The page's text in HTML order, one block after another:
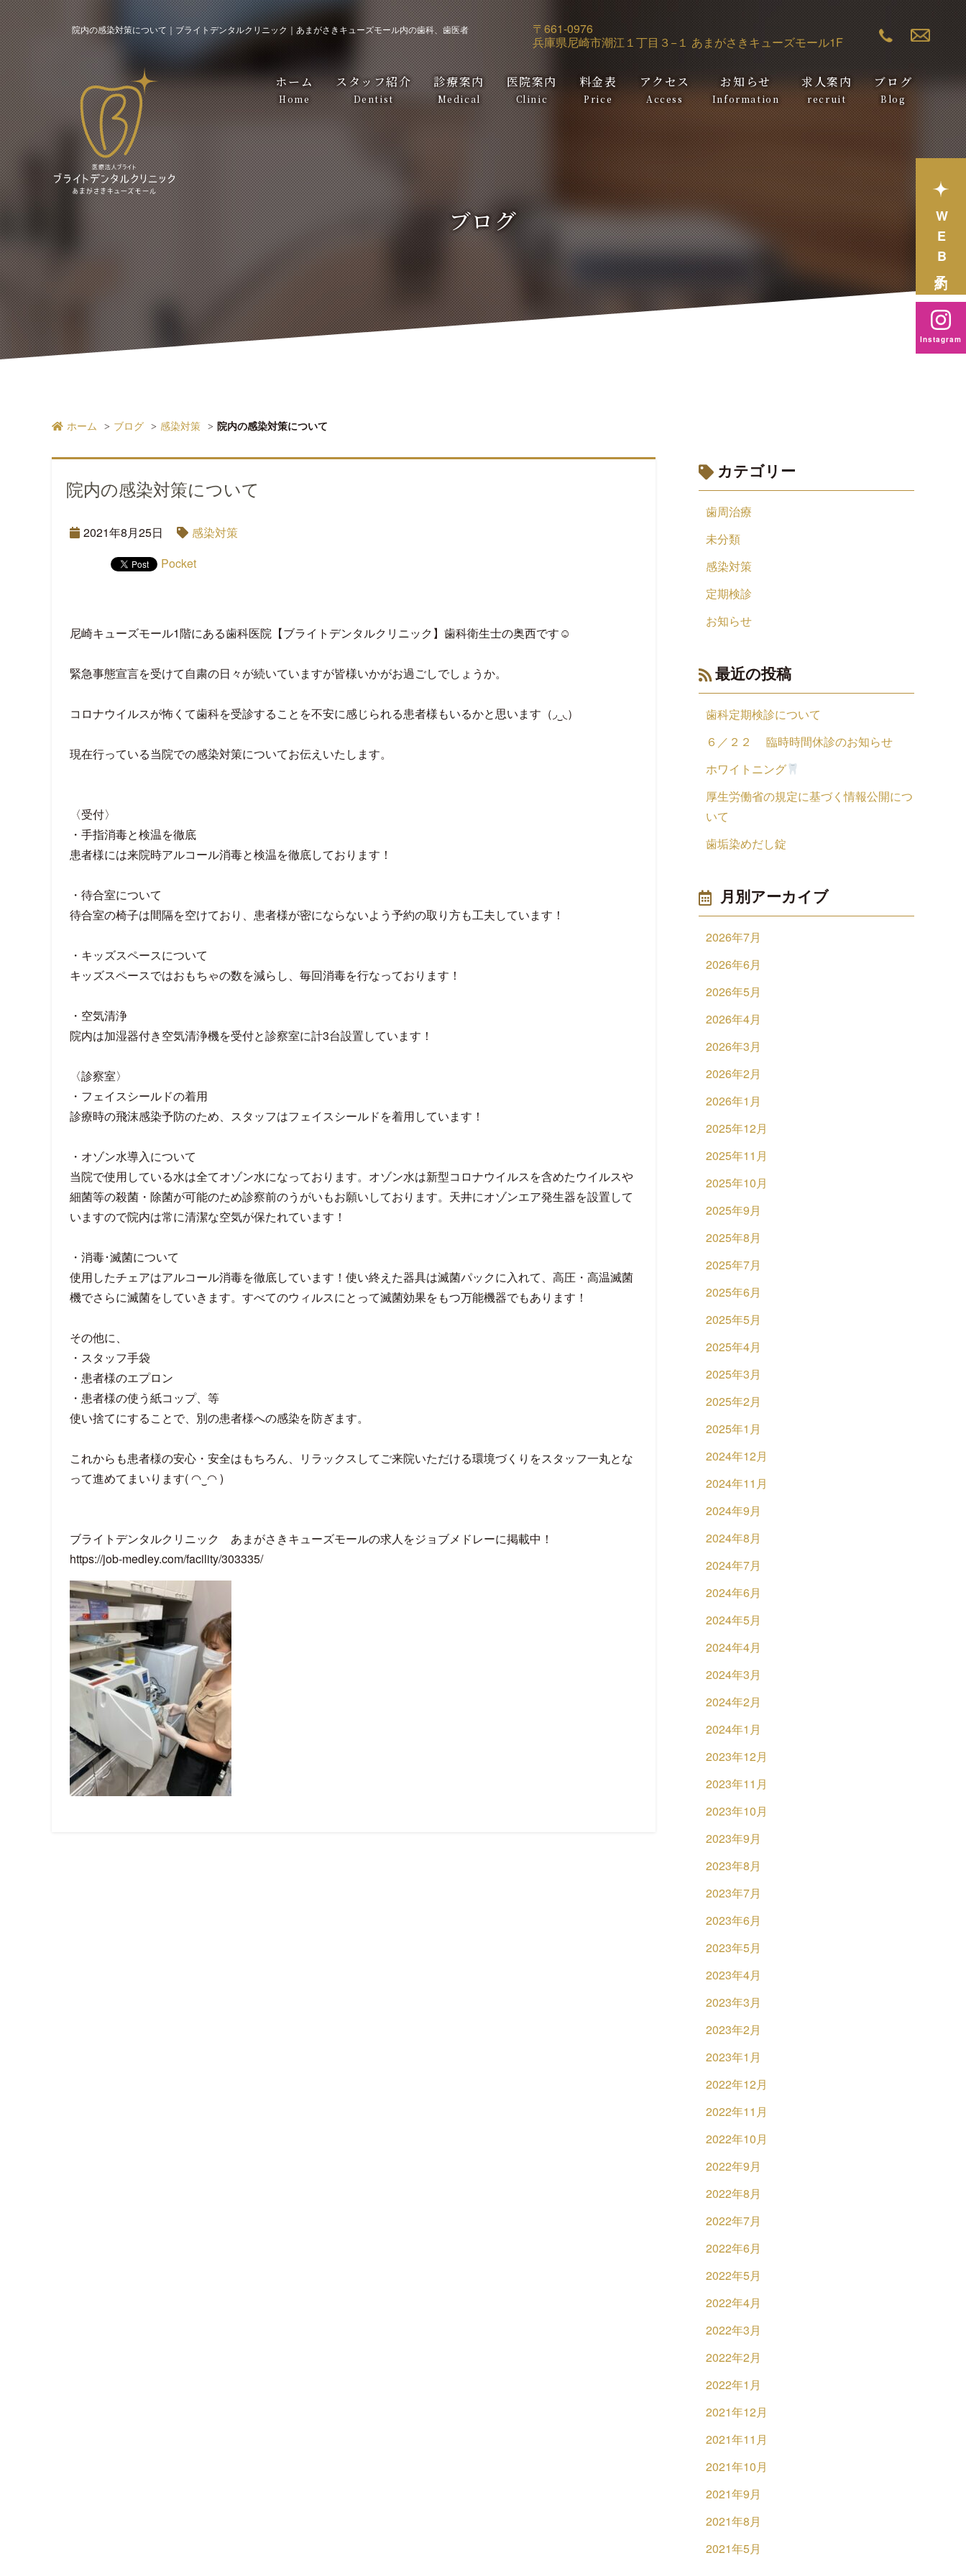
〒661-0976
兵庫県尼崎市潮江１丁目３−１ あまがさきキューズモール1F 06-6435-
ホーム
Home
スタッフ紹介
Dentist
診療案内
Medical
医院案内
Clinic
料金表
Price
アクセス
Access
お知らせ
Information
求人案内
recruit
ブログ
Blog
WEB予約
Instagram
ブログ
院内の感染対策について｜ブライトデンタルクリニック｜あまがさきキューズモール内の歯科、歯医者
ホーム ブログ 感染対策 院内の感染対策について
院内の感染対策について
2021年8月25日
感染対策
Pocket
尼崎キューズモール1階にある歯科医院【ブライトデンタルクリニック】歯科衛生士の奥西です☺︎
緊急事態宣言を受けて自粛の日々が続いていますが皆様いかがお過ごしでしょうか。
コロナウイルスが怖くて歯科を受診することを不安に感じられる患者様もいるかと思います（◞‿◟）
現在行っている当院での感染対策についてお伝えいたします。
〈受付〉
・手指消毒と検温を徹底
患者様には来院時アルコール消毒と検温を徹底しております！
・待合室について
待合室の椅子は間隔を空けており、患者様が密にならないよう予約の取り方も工夫しています！
・キッズスペースについて
キッズスペースではおもちゃの数を減らし、毎回消毒を行なっております！
・空気清浄
院内は加湿器付き空気清浄機を受付と診察室に計3台設置しています！
〈診察室〉
・フェイスシールドの着用
診療時の飛沫感染予防のため、スタッフはフェイスシールドを着用しています！
・オゾン水導入について
当院で使用している水は全てオゾン水になっております。オゾン水は新型コロナウイルスを含めたウイルスや
細菌等の殺菌・除菌が可能のため診察前のうがいもお願いしております。天井にオゾンエア発生器を設置して
いますので院内は常に清潔な空気が保たれています！
・消毒･滅菌について
使用したチェアはアルコール消毒を徹底しています！使い終えた器具は滅菌パックに入れて、高圧・高温滅菌
機でさらに滅菌をしていきます。すべてのウィルスにとって滅菌効果をもつ万能機器でもあります！
その他に、
・スタッフ手袋
・患者様のエプロン
・患者様の使う紙コップ、等
使い捨てにすることで、別の患者様への感染を防ぎます。
これからも患者様の安心・安全はもちろん、リラックスしてご来院いただける環境づくりをスタッフ一丸とな
って進めてまいります( ◠‿◠ )
ブライトデンタルクリニック あまがさきキューズモールの求人をジョブメドレーに掲載中！
https://job-medley.com/facility/303335/
カテゴリー
歯周治療
未分類
感染対策
定期検診
お知らせ
最近の投稿
歯科定期検診について
６／２２ 臨時時間休診のお知らせ
ホワイトニング
厚生労働省の規定に基づく情報公開につ
いて
歯垢染めだし錠
月別アーカイブ
2026年7月
2026年6月
2026年5月
2026年4月
2026年3月
2026年2月
2026年1月
2025年12月
2025年11月
2025年10月
2025年9月
2025年8月
2025年7月
2025年6月
2025年5月
2025年4月
2025年3月
2025年2月
2025年1月
2024年12月
2024年11月
2024年9月
2024年8月
2024年7月
2024年6月
2024年5月
2024年4月
2024年3月
2024年2月
2024年1月
2023年12月
2023年11月
2023年10月
2023年9月
2023年8月
2023年7月
2023年6月
2023年5月
2023年4月
2023年3月
2023年2月
2023年1月
2022年12月
2022年11月
2022年10月
2022年9月
2022年8月
2022年7月
2022年6月
2022年5月
2022年4月
2022年3月
2022年2月
2022年1月
2021年12月
2021年11月
2021年10月
2021年9月
2021年8月
2021年5月